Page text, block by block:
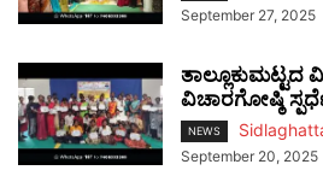
September 27, 2025
ತಾಲ್ಲೂಕುಮಟ್ಟದ
ವಿಚಾರಗೋಷ್ಠಿ
NEWS
September 20, 2025